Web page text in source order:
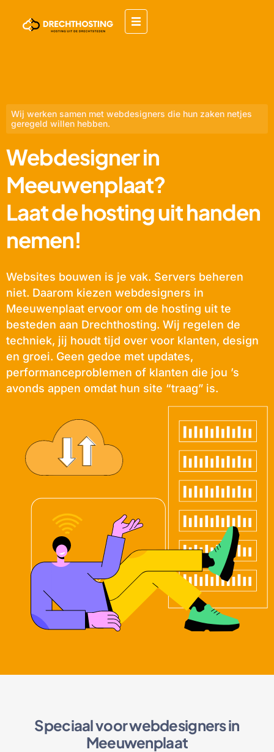
Wij werken samen met webdesigners die hun zaken netjes
geregeld willen hebben.
Webdesigner in
Meeuwenplaat?
Laat de hosting uit handen
nemen!
Websites bouwen is je vak. Servers beheren
niet. Daarom kiezen webdesigners in
Meeuwenplaat ervoor om de hosting uit te
besteden aan Drechthosting. Wij regelen de
techniek, jij houdt tijd over voor klanten, design
en groei. Geen gedoe met updates,
performanceproblemen of klanten die jou ’s
avonds appen omdat hun site “traag” is.
Speciaal voor webdesigners in
Meeuwenplaat